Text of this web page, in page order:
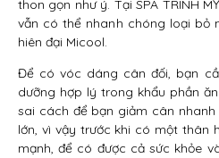
thon gọn như ý. Tại SPA TRINH
vẫn có thể nhanh chóng loại bỏ
hiên đại Micool.
Để có vóc dáng cân đối, bạn
dưỡng hợp lý trong khẩu phần
sai cách để bạn giảm cân
lớn, vì vậy trước khi có một thân
mạnh, để có được cả sức khỏe